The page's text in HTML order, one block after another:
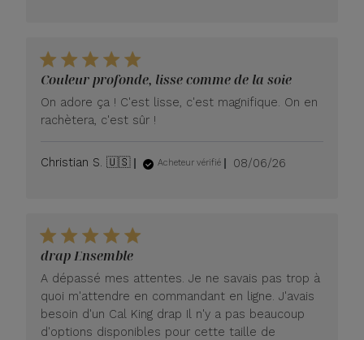
Couleur profonde, lisse comme de la soie
On adore ça ! C'est lisse, c'est magnifique. On en
rachètera, c'est sûr !
Christian S. 🇺🇸 Acheteur vérifié
Date
08/06/26
drap Ensemble
A dépassé mes attentes. Je ne savais pas trop à
quoi m'attendre en commandant en ligne. J'avais
besoin d'un Cal King drap Il n'y a pas beaucoup
d'options disponibles pour cette taille de